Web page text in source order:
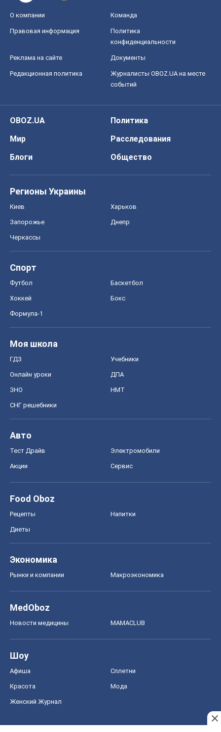
О компании Команда
Правовая информация
Политика
конфиденциальности
Реклама на сайте Документы
Редакционная политика
Журналисты OBOZ.UA на месте
событий
OBOZ.UA
Политика
Мир
Расследования
Блоги
Общество
Регионы Украины
Киев Харьков
Запорожье Днепр
Черкассы
Спорт
Футбол Баскетбол
Хоккей Бокс
Формула-1
Моя школа
ГДЗ Учебники
Онлайн уроки ДПА
ЗНО НМТ
СНГ решебники
Авто
Тест Драйв Электромобили
Акции Сервис
Food Oboz
Рецепты Напитки
Диеты
Экономика
Рынки и компании Mакроэкономика
MedOboz
Новости медицины MAMACLUB
Шоу
Афиша Сплетни
Красота Мода
Женский Журнал